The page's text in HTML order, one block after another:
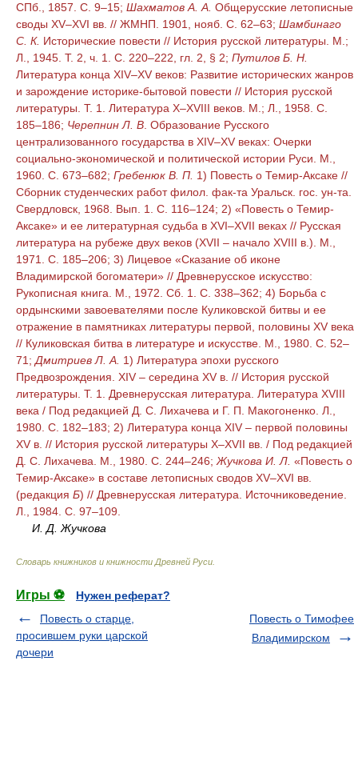
СПб., 1857. С. 9–15; Шахматов А. А. Общерусские летописные
своды XV–XVI вв. // ЖМНП. 1901, нояб. С. 62–63; Шамбинаго
С. К. Исторические повести // История русской литературы. М.;
Л., 1945. Т. 2, ч. 1. С. 220–222, гл. 2, § 2; Путилов Б. Н.
Литература конца XIV–XV веков: Развитие исторических жанров
и зарождение историке-бытовой повести // История русской
литературы. Т. 1. Литература X–XVIII веков. М.; Л., 1958. С.
185–186; Черепнин Л. В . Образование Русского
централизованного государства в XIV–XV веках: Очерки
социально-экономической и политической истории Руси. М.,
1960. С. 673–682; Гребенюк В. П. 1) Повесть о Темир-Аксаке //
Сборник студенческих работ филол. фак-та Уральск. гос. ун-та.
Свердловск, 1968. Вып. 1. С. 116–124; 2) «Повесть о Темир-
Аксаке» и ее литературная судьба в XVI–XVII веках // Русская
литература на рубеже двух веков (XVII – начало XVIII в.). М.,
1971. С. 185–206; 3) Лицевое «Сказание об иконе
Владимирской богоматери» // Древнерусское искусство:
Рукописная книга. М., 1972. Сб. 1. С. 338–362; 4) Борьба с
ордынскими завоевателями после Куликовской битвы и ее
отражение в памятниках литературы первой, половины XV века
// Куликовская битва в литературе и искусстве. М., 1980. С. 52–
71; Дмитриев Л. А. 1) Литература эпохи русского
Предвозрождения. XIV – середина XV в. // История русской
литературы. Т. 1. Древнерусская литература. Литература XVIII
века / Под редакцией Д. С. Лихачева и Г. П. Макогоненко. Л.,
1980. С. 182–183; 2) Литература конца XIV – первой половины
XV в. // История русской литературы X–XVII вв. / Под редакцией
Д. С. Лихачева. М., 1980. С. 244–246; Жучкова И. Л. «Повесть о
Темир-Аксаке» в составе летописных сводов XV–XVI вв.
(редакция Б) // Древнерусская литература. Источниковедение.
Л., 1984. С. 97–109.
И. Д. Жучкова
Словарь книжников и книжности Древней Руси
Игры ⚽
Нужен реферат?
Повесть о старце,
просившем руки царской
дочери
Повесть о Тимофее
Владимирском